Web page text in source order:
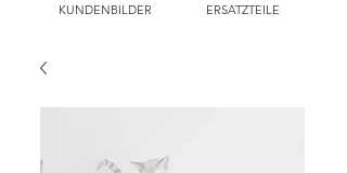
KUNDENBILDER ERSATZTEILE